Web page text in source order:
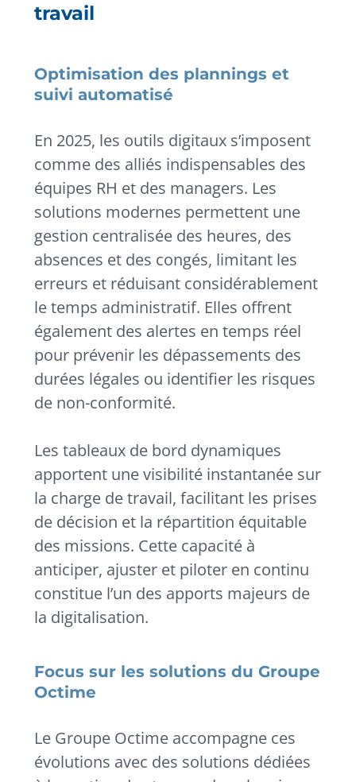
travail
Optimisation des plannings et
suivi automatisé
En 2025, les outils digitaux s’imposent
comme des alliés indispensables des
équipes RH et des managers. Les
solutions modernes permettent une
gestion centralisée des heures, des
absences et des congés, limitant les
erreurs et réduisant considérablement
le temps administratif. Elles offrent
également des alertes en temps réel
pour prévenir les dépassements des
durées légales ou identifier les risques
de non-conformité.
Les tableaux de bord dynamiques
apportent une visibilité instantanée sur
la charge de travail, facilitant les prises
de décision et la répartition équitable
des missions. Cette capacité à
anticiper, ajuster et piloter en continu
constitue l’un des apports majeurs de
la digitalisation.
Focus sur les solutions du Groupe
Octime
Le Groupe Octime accompagne ces
évolutions avec des solutions dédiées